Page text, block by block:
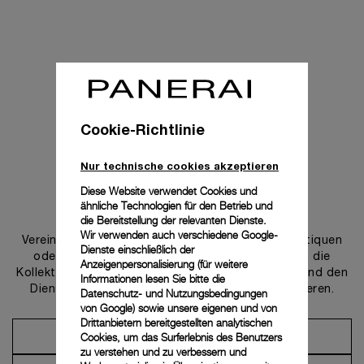
Uns kontaktieren
Vereinbaren Sie einen Termin in einer unserer Boutiquen
oder wenden Sie sich an unseren Concierge, um die
Kollektionen zu entdecken und von der Beratung und den
Dienstleistungen unserer Botschafter zu profitieren.
Einen Termin vereinbaren
Cookie-Richtlinie
Nur technische cookies akzeptieren
Diese Website verwendet Cookies und
ähnliche Technologien für den Betrieb und
die Bereitstellung der relevanten Dienste.
Wir verwenden auch verschiedene Google-
Dienste einschließlich der
Anzeigenpersonalisierung (für weitere
Informationen lesen Sie bitte die
Datenschutz- und Nutzungsbedingungen
von Google) sowie unsere eigenen und von
Drittanbietern bereitgestellten analytischen
Cookies, um das Surferlebnis des Benutzers
zu verstehen und zu verbessern und